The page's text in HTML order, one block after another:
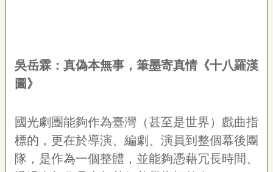
吳岳霖：真偽本無事，筆墨寄真情《十八羅漢
圖》
國光劇團能夠作為臺灣（甚至是世界）戲曲指
標的，更在於導演、編劇、演員到整個幕後團
隊，是作為一個整體，並能夠憑藉冗長時間、